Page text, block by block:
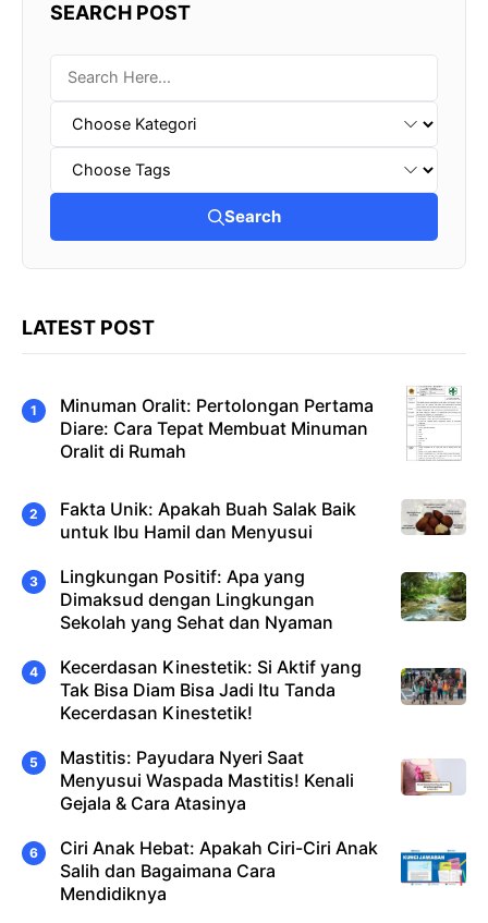
SEARCH POST
Search
LATEST POST
Minuman Oralit: Pertolongan Pertama
Diare: Cara Tepat Membuat Minuman
Oralit di Rumah
Fakta Unik: Apakah Buah Salak Baik
untuk Ibu Hamil dan Menyusui
Lingkungan Positif: Apa yang
Dimaksud dengan Lingkungan
Sekolah yang Sehat dan Nyaman
Kecerdasan Kinestetik: Si Aktif yang
Tak Bisa Diam Bisa Jadi Itu Tanda
Kecerdasan Kinestetik!
Mastitis: Payudara Nyeri Saat
Menyusui Waspada Mastitis! Kenali
Gejala & Cara Atasinya
Ciri Anak Hebat: Apakah Ciri-Ciri Anak
Salih dan Bagaimana Cara
Mendidiknya